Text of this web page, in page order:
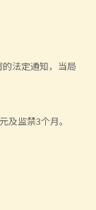
法定通知，当局
及监禁3个月。